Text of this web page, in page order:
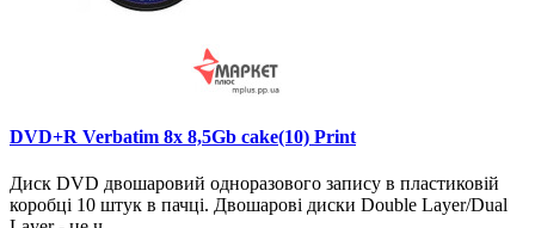
DVD+R Verbatim 8x 8,5Gb cake(10) Print
Диск DVD двошаровий одноразового запису в пластиковій
коробці 10 штук в пачці. Двошарові диски Double Layer/Dual